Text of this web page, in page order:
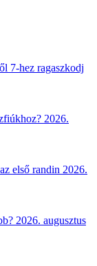
7-hez ragaszkodj
2026.
első randin 2026.
2026. augusztus